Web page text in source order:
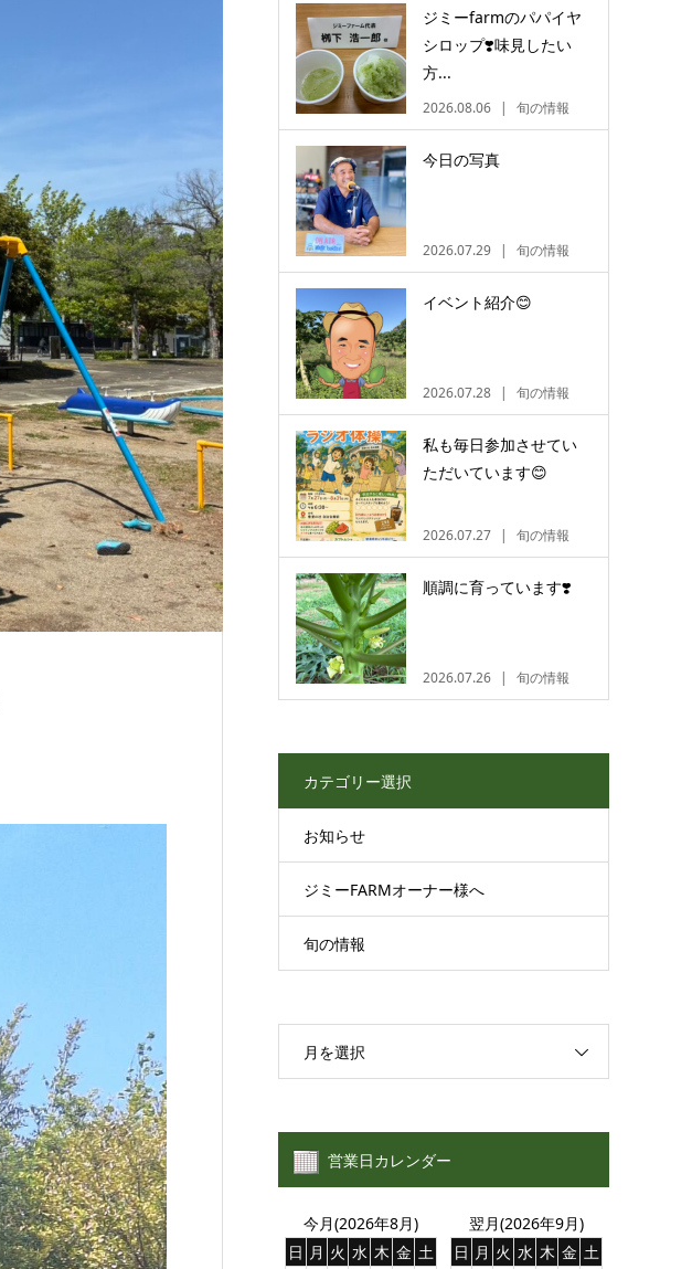
ジミーfarmのパパイヤ
シロップ❣️味見したい
方...
2026.08.06 旬の情報
今日の写真
2026.07.29 旬の情報
イベント紹介😊
2026.07.28 旬の情報
私も毎日参加させてい
ただいています😊
2026.07.27 旬の情報
順調に育っています❣️
2026.07.26 旬の情報
カテゴリー選択
お知らせ
ジミーFARMオーナー様へ
旬の情報
月を選択
営業日カレンダー
今月(2026年8月)
日 月 火 水 木 金 土
翌月(2026年9月)
日 月 火 水 木 金 土